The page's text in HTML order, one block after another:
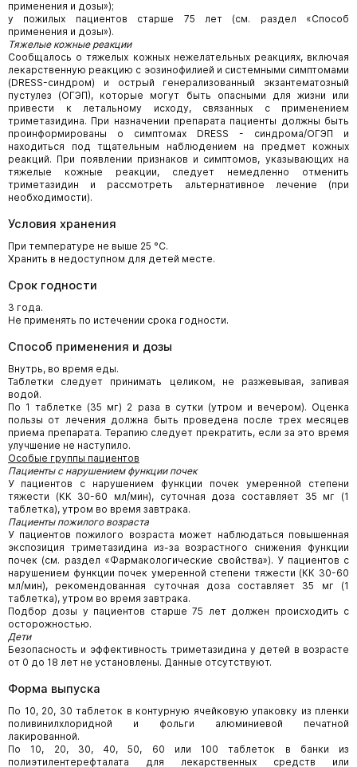
применения и дозы»);
у пожилых пациентов старше 75 лет (см. раздел «Способ
применения и дозы»).
Тяжелые кожные реакции
Сообщалось о тяжелых кожных нежелательных реакциях, включая
лекарственную реакцию с эозинофилией и системными симптомами
(DRESS-синдром) и острый генерализованный экзантематозный
пустулез (ОГЭП), которые могут быть опасными для жизни или
привести к летальному исходу, связанных с применением
триметазидина. При назначении препарата пациенты должны быть
проинформированы о симптомах DRESS - синдрома/ОГЭП и
находиться под тщательным наблюдением на предмет кожных
реакций. При появлении признаков и симптомов, указывающих на
тяжелые кожные реакции, следует немедленно отменить
триметазидин и рассмотреть альтернативное лечение (при
необходимости).
Условия хранения
При температуре не выше 25 °С.
Хранить в недоступном для детей месте.
Срок годности
3 года.
Не применять по истечении срока годности.
Способ применения и дозы
Внутрь, во время еды.
Таблетки следует принимать целиком, не разжевывая, запивая
водой.
По 1 таблетке (35 мг) 2 раза в сутки (утром и вечером). Оценка
пользы от лечения должна быть проведена после трех месяцев
приема препарата. Терапию следует прекратить, если за это время
улучшение не наступило.
Особые группы пациентов
Пациенты с нарушением функции почек
У пациентов с нарушением функции почек умеренной степени
тяжести (КК 30-60 мл/мин), суточная доза составляет 35 мг (1
таблетка), утром во время завтрака.
Пациенты пожилого возраста
У пациентов пожилого возраста может наблюдаться повышенная
экспозиция триметазидина из-за возрастного снижения функции
почек (см. раздел «Фармакологические свойства»). У пациентов с
нарушением функции почек умеренной степени тяжести (КК 30-60
мл/мин), рекомендованная суточная доза составляет 35 мг (1
таблетка), утром во время завтрака.
Подбор дозы у пациентов старше 75 лет должен происходить с
осторожностью.
Дети
Безопасность и эффективность триметазидина у детей в возрасте
от 0 до 18 лет не установлены. Данные отсутствуют.
Форма выпуска
По 10, 20, 30 таблеток в контурную ячейковую упаковку из пленки
поливинилхлоридной и фольги алюминиевой печатной
лакированной.
По 10, 20, 30, 40, 50, 60 или 100 таблеток в банки из
полиэтилентерефталата для лекарственных средств или